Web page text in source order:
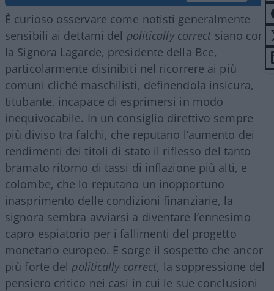
È curioso osservare come notisti generalmente
sensibili ai dettami del politically correct siano con
la Signora Lagarde, presidente della Bce,
particolarmente disinibiti nel ricorrere ai più
comuni cliché maschilisti, definendola insicura,
titubante, incapace di esprimersi in modo
inequivocabile. In un consiglio direttivo sempre
più diviso tra falchi, che reputano l’aumento dei
rendimenti dei titoli di stato il riflesso del tanto
bramato ritorno di tassi di inflazione più alti, e
colombe, che lo reputano un inopportuno
inasprimento delle condizioni finanziarie, la
signora sembra avviarsi a diventare l’ennesimo
capro espiatorio per i fallimenti del progetto
monetario europeo. E sorge il sospetto che ancor
più forte del politically correct, la soppressione del
pensiero critico nei casi in cui le sue conclusioni